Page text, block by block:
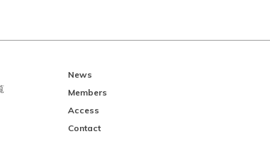
News
Members
Access
Contact